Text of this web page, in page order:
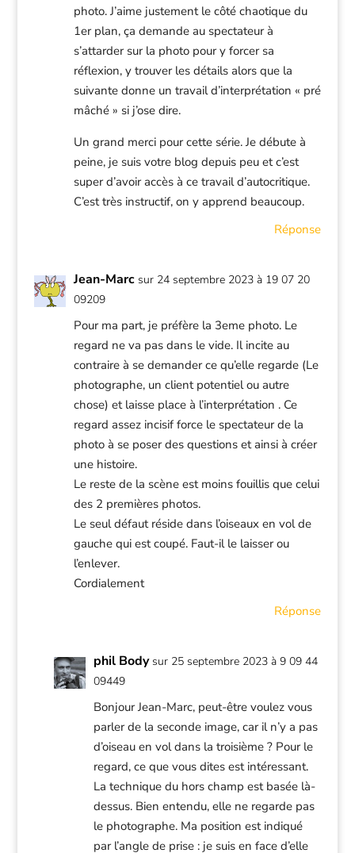
photo. J’aime justement le côté chaotique du
1er plan, ça demande au spectateur à
s’attarder sur la photo pour y forcer sa
réflexion, y trouver les détails alors que la
suivante donne un travail d’interprétation « pré
mâché » si j’ose dire.
Un grand merci pour cette série. Je débute à
peine, je suis votre blog depuis peu et c’est
super d’avoir accès à ce travail d’autocritique.
C’est très instructif, on y apprend beaucoup.
Réponse
Jean-Marc sur 24 septembre 2023 à 19 07 20
09209
Pour ma part, je préfère la 3eme photo. Le
regard ne va pas dans le vide. Il incite au
contraire à se demander ce qu’elle regarde (Le
photographe, un client potentiel ou autre
chose) et laisse place à l’interprétation . Ce
regard assez incisif force le spectateur de la
photo à se poser des questions et ainsi à créer
une histoire.
Le reste de la scène est moins fouillis que celui
des 2 premières photos.
Le seul défaut réside dans l’oiseaux en vol de
gauche qui est coupé. Faut-il le laisser ou
l’enlever.
Cordialement
Réponse
phil Body sur 25 septembre 2023 à 9 09 44
09449
Bonjour Jean-Marc, peut-être voulez vous
parler de la seconde image, car il n’y a pas
d’oiseau en vol dans la troisième ? Pour le
regard, ce que vous dites est intéressant.
La technique du hors champ est basée là-
dessus. Bien entendu, elle ne regarde pas
le photographe. Ma position est indiqué
par l’angle de prise : je suis en face d’elle